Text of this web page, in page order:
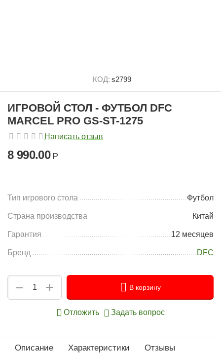
КОД: s2799
ИГРОВОЙ СТОЛ - ФУТБОЛ DFC
MARCEL PRO GS-ST-1275
Написать отзыв
8 990.00 Р
Тип игрового стола Футбол
Страна производства Китай
Гарантия 12 месяцев
Бренд DFC
+
− В корзину
Отложить Задать вопрос
Описание Характеристики Отзывы